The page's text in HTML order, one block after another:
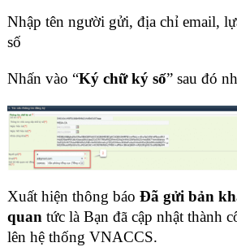
Nhập tên người gửi, địa chỉ email,
số
Nhấn vào “Ký chữ ký số” sau đó
Xuất hiện thông báo Đã gửi bản
quan tức là Bạn đã cập nhật thành
lên hệ thống VNACCS.